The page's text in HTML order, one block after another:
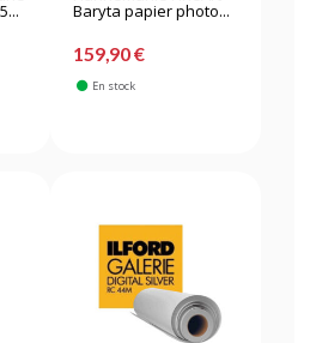
Baryta papier photo...
159,90 €
En stock